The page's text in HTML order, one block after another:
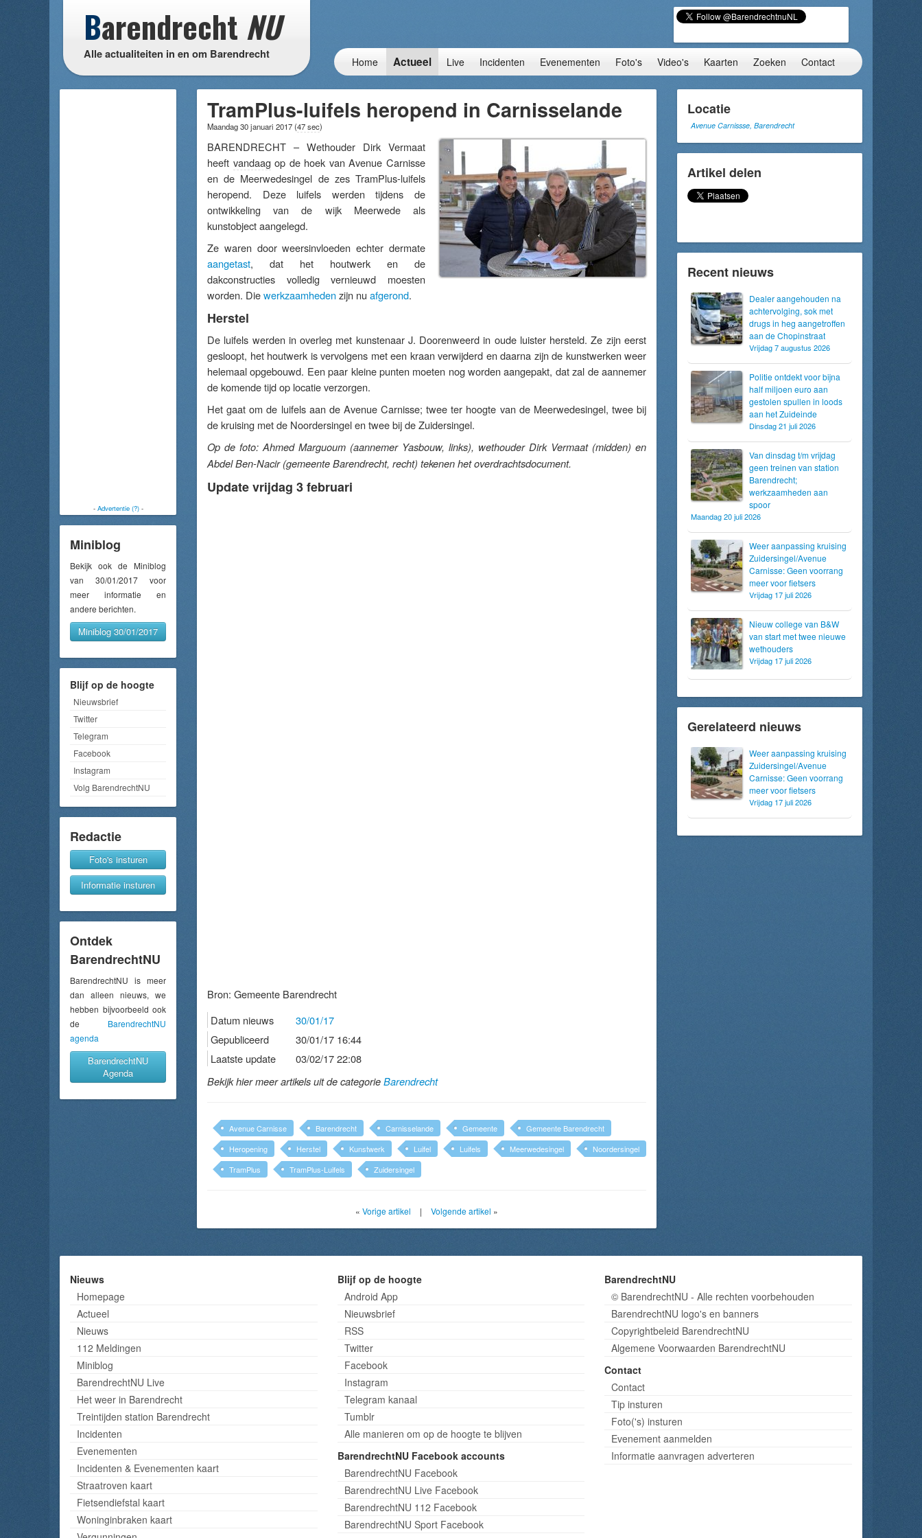
Barendrecht NU
Alle actualiteiten in en om Barendrecht
Home Actueel Live Incidenten Evenementen Foto's Video's Kaarten Zoeken Contact
- Advertentie (?)-
Miniblog
Bekijk ook de Miniblog
van 30/01/2017 voor
meer informatie en
andere berichten.
Miniblog 30/01/2017
Blijf op de hoogte
Nieuwsbrief
Twitter
Telegram
Facebook
Instagram
Volg BarendrechtNU
Redactie
Foto's insturen
Informatie insturen
Ontdek
BarendrechtNU
BarendrechtNU is meer
dan alleen nieuws, we
hebben bijvoorbeeld ook
de BarendrechtNU
agenda
BarendrechtNU
Agenda
TramPlus-luifels heropend in Carnisselande
Maandag 30 januari 2017(47 sec)
BARENDRECHT – Wethouder Dirk Vermaat
heeft vandaagop de hoek van Avenue Carnisse
en de Meerwedesingel de zes TramPlus-luifels
heropend. Deze luifels werden tijdens de
ontwikkeling van de wijk Meerwede als
kunstobject aangelegd.
Ze waren door weersinvloeden echter dermate
aangetast, dat het houtwerk en de
dakconstructies volledig vernieuwd moesten
worden. Diewerkzaamhedenzijn nu afgerond.
Herstel
De luifels werden in overleg met kunstenaar J. Doorenweerd in oude luister hersteld. Ze zijn eerst
gesloopt, het houtwerk is vervolgens met een kraan verwijderd en daarna zijn de kunstwerken weer
helemaal opgebouwd. Een paar kleine punten moeten nog worden aangepakt, dat zal de aannemer
de komende tijd op locatie verzorgen.
Het gaat om de luifels aan de Avenue Carnisse; twee ter hoogte van de Meerwedesingel, twee bij
de kruising met de Noordersingel en twee bij de Zuidersingel.
Op de foto: Ahmed Marguoum (aannemer Yasbouw, links), wethouder Dirk Vermaat (midden) en
Abdel Ben-Nacir (gemeente Barendrecht, recht) tekenen het overdrachtsdocument.
Update vrijdag 3 februari
Bron: Gemeente Barendrecht
Datum nieuws
30/01/17
Gepubliceerd
30/01/17 16:44
Laatste update
03/02/17 22:08
Bekijk hier meer artikels uit de categorie Barendrecht
Avenue Carnisse Barendrecht Carnisselande Gemeente
Gemeente Barendrecht
Heropening
Herstel Kunstwerk Luifel Luifels Meerwedesingel
Noordersingel
TramPlus
TramPlus-Luifels Zuidersingel
« Vorige artikel | Volgende artikel »
Locatie
Avenue Carnissse, Barendrecht
Artikel delen
Recent nieuws
Dealer aangehouden na
achtervolging, sok met
drugs in heg aangetroffen
aan de Chopinstraat
Vrijdag 7 augustus 2026
Politie ontdekt voor bijna
half miljoen euro aan
gestolen spullen in loods
aan het Zuideinde
Dinsdag 21 juli 2026
Van dinsdag t/m vrijdag
geen treinen van station
Barendrecht;
werkzaamheden aan
spoor
Maandag 20 juli 2026
Weer aanpassing kruising
Zuidersingel/Avenue
Carnisse: Geen voorrang
meer voor fietsers
Vrijdag 17 juli 2026
Nieuw college van B&W
van start met twee nieuwe
wethouders
Vrijdag 17 juli 2026
Gerelateerd nieuws
Weer aanpassing kruising
Zuidersingel/Avenue
Carnisse: Geen voorrang
meer voor fietsers
Vrijdag 17 juli 2026
Nieuws
Homepage
Actueel
Nieuws
112 Meldingen
Miniblog
BarendrechtNU Live
Het weer in Barendrecht
Treintijden station Barendrecht
Incidenten
Evenementen
Incidenten & Evenementen kaart
Straatroven kaart
Fietsendiefstal kaart
Woninginbraken kaart
Blijf op de hoogte
Android App
Nieuwsbrief
RSS
Twitter
Facebook
Instagram
Telegram kanaal
Tumblr
Alle manieren om op de hoogte te blijven
BarendrechtNU Facebook accounts
BarendrechtNU Facebook
BarendrechtNU Live Facebook
BarendrechtNU 112 Facebook
BarendrechtNU Sport Facebook
BarendrechtNU
© BarendrechtNU - Alle rechten voorbehouden
BarendrechtNU logo's en banners
Copyrightbeleid BarendrechtNU
Algemene Voorwaarden BarendrechtNU
Contact
Contact
Tip insturen
Foto('s) insturen
Evenement aanmelden
Informatie aanvragen adverteren